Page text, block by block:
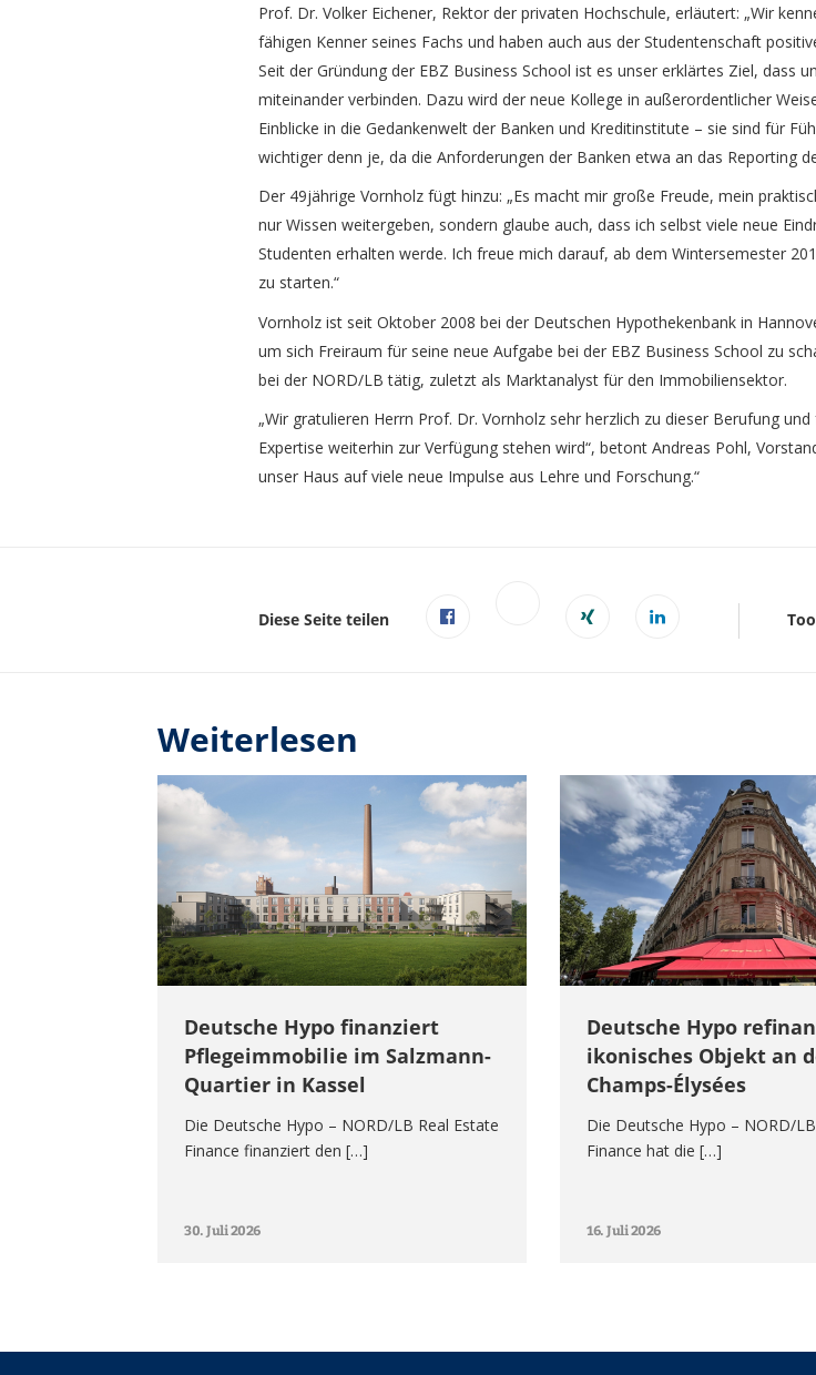
Prof. Dr. Volker Eichener, Rektor der privaten Hochschule, erläutert: „Wir
fähigen Kenner seines Fachs und haben auch aus der Studentenschaft
Seit der Gründung der EBZ Business School ist es unser erklärtes Ziel, dass
miteinander verbinden. Dazu wird der neue Kollege in außerordentlicher
Einblicke in die Gedankenwelt der Banken und Kreditinstitute – sie sind für
wichtiger denn je, da die Anforderungen der Banken etwa an das Reporting
Der 49jährige Vornholz fügt hinzu: „Es macht mir große Freude, mein
nur Wissen weitergeben, sondern glaube auch, dass ich selbst viele neue
Studenten erhalten werde. Ich freue mich darauf, ab dem Wintersemester
zu starten.“
Vornholz ist seit Oktober 2008 bei der Deutschen Hypothekenbank in
um sich Freiraum für seine neue Aufgabe bei der EBZ Business School zu
bei der NORD/LB tätig, zuletzt als Marktanalyst für den Immobiliensektor.
„Wir gratulieren Herrn Prof. Dr. Vornholz sehr herzlich zu dieser Berufung
Expertise weiterhin zur Verfügung stehen wird“, betont Andreas Pohl,
unser Haus auf viele neue Impulse aus Lehre und Forschung.“
Diese Seite teilen
Weiterlesen
Deutsche Hypo finanziert
Pflegeimmobilie im Salzmann-
Quartier in Kassel
Die Deutsche Hypo – NORD/LB Real Estate
Finance finanziert den […]
30. Juli 2026
Deutsche Hypo
ikonisches Objekt an
Champs-Élysées
Die Deutsche Hypo – NORD/
Finance hat die […]
16. Juli 2026